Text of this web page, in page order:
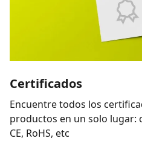
Certificados
Encuentre todos los
productos en un solo lugar:
CE, RoHS, etc